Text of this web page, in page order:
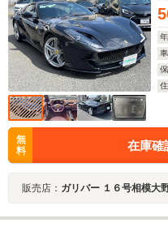
無
料
在庫確
販売店： ガリバー １６号相模大